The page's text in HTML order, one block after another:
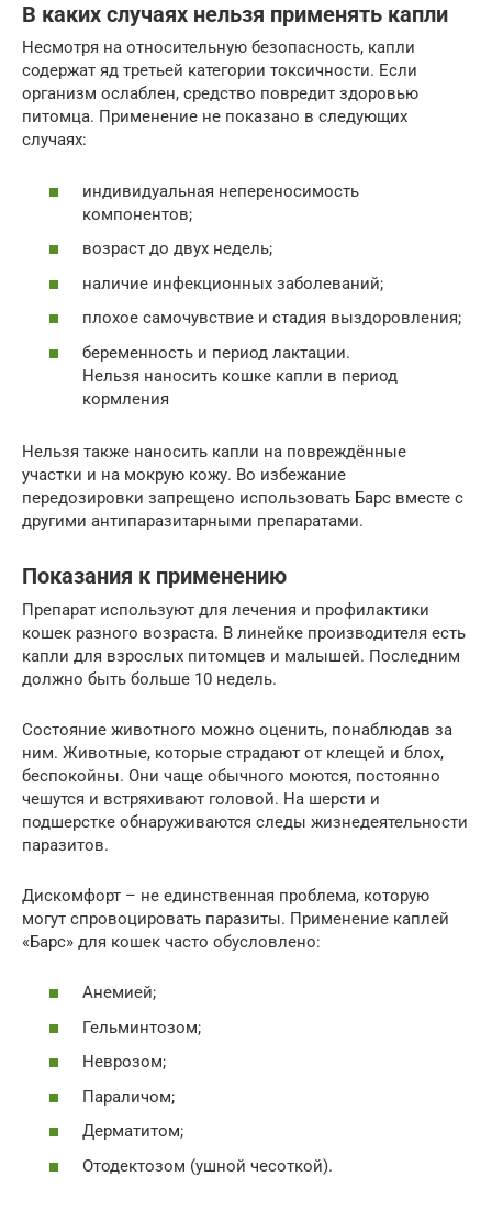
В каких случаях нельзя применять капли
Несмотря на относительную безопасность, капли
содержат яд третьей категории токсичности. Если
организм ослаблен, средство повредит здоровью
питомца. Применение не показано в следующих
случаях:
индивидуальная непереносимость
компонентов;
возраст до двух недель;
наличие инфекционных заболеваний;
плохое самочувствие и стадия выздоровления;
беременность и период лактации.
Нельзя наносить кошке капли в период
кормления
Нельзя также наносить капли на повреждённые
участки и на мокрую кожу. Во избежание
передозировки запрещено использовать Барс вместе с
другими антипаразитарными препаратами.
Показания к применению
Препарат используют для лечения и профилактики
кошек разного возраста. В линейке производителя есть
капли для взрослых питомцев и малышей. Последним
должно быть больше 10 недель.
Состояние животного можно оценить, понаблюдав за
ним. Животные, которые страдают от клещей и блох,
беспокойны. Они чаще обычного моются, постоянно
чешутся и встряхивают головой. На шерсти и
подшерстке обнаруживаются следы жизнедеятельности
паразитов.
Дискомфорт – не единственная проблема, которую
могут спровоцировать паразиты. Применение каплей
«Барс» для кошек часто обусловлено:
Анемией;
Гельминтозом;
Неврозом;
Параличом;
Дерматитом;
Отодектозом (ушной чесоткой).